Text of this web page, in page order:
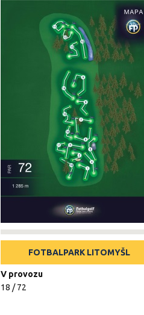
FOTBALPARK LITOMYŠL
V provozu
18 / 72